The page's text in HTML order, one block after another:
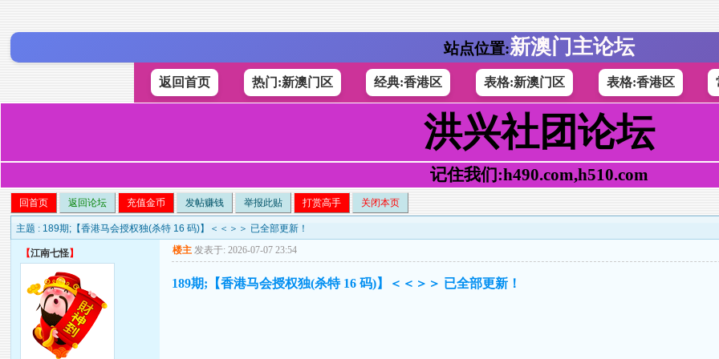
站点位置:新澳门主论坛
返回首页 热门:新澳门区 经典:香港区 表格:新澳门区 表格:香港区
洪兴社团论坛
记住我们:h490.com,h510.com
回首页 返回论坛 充值金币 发帖赚钱 举报此贴 打赏高手 关闭本页
主题 : 189期;【香港马会授权独(杀特 16 码)】＜＜＞＞ 已全部更新！
【江南七怪】 楼主 发表于: 2026-07-07 23:54
189期;【香港马会授权独(杀特 16 码)】＜＜＞＞ 已全部更新！